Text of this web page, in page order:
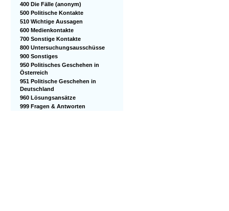
400 Die Fälle (anonym)
500 Politische Kontakte
510 Wichtige Aussagen
600 Medienkontakte
700 Sonstige Kontakte
800 Untersuchungsausschüsse
900 Sonstiges
950 Politisches Geschehen in
Österreich
951 Politische Geschehen in
Deutschland
960 Lösungsansätze
999 Fragen & Antworten